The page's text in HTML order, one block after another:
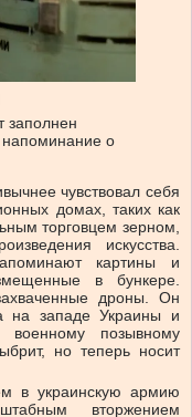
заполнен
напоминание о
чувствовал себя
домах, таких как
торговцем зерном,
искусства.
картины и
в бункере.
дроны. Он
на западе Украины и
позывному
но теперь носит
в украинскую армию
вторжением